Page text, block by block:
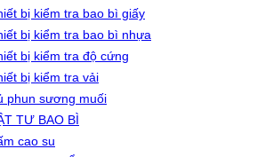
bị kiểm tra bao bì giấy
bị kiểm tra bao bì nhựa
bị kiểm tra độ cứng
bị kiểm tra vải
phun sương muối
TƯ BAO BÌ
cao su